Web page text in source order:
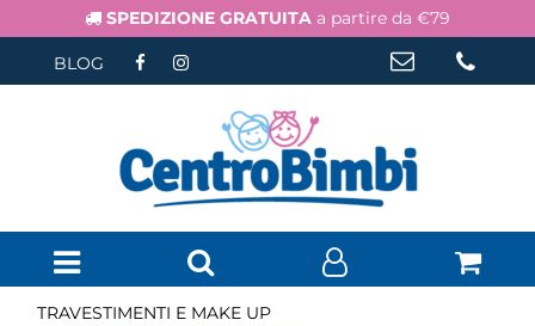
SPEDIZIONE GRATUITA a partire da €79
BLOG
Open menu
TRAVESTIMENTI E MAKE UP